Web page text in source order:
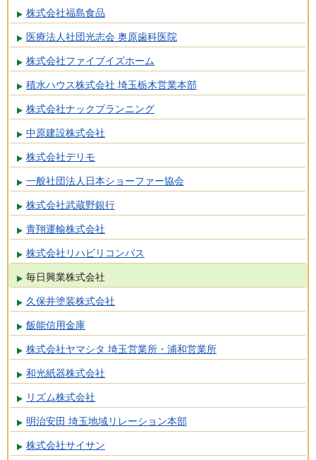
株式会社福島食品
医療法人社団光志会 奥原歯科医院
株式会社ファイブイズホーム
積水ハウス株式会社 埼玉栃木営業本部
株式会社ナックプランニング
中原建設株式会社
株式会社デリモ
一般社団法人日本ショーファー協会
株式会社武蔵野銀行
青翔運輸株式会社
株式会社リハビリコンパス
毎日興業株式会社
久保井塗装株式会社
飯能信用金庫
株式会社ヤマシタ 埼玉営業所・浦和営業所
和光紙器株式会社
リズム株式会社
明治安田 埼玉地域リレーション本部
株式会社サイサン